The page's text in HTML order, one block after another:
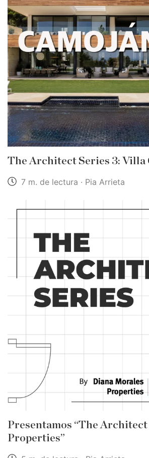
The Architect Series 3: Villa
7 m. de lectura · Pia Arrieta
Presentamos “The Architect
Properties”